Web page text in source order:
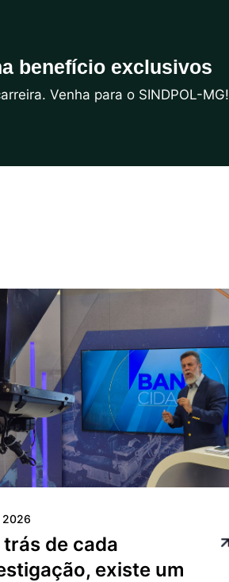
benefício exclusivos
Venha para o SINDPOL-MG!
2026
trás de cada
existe um